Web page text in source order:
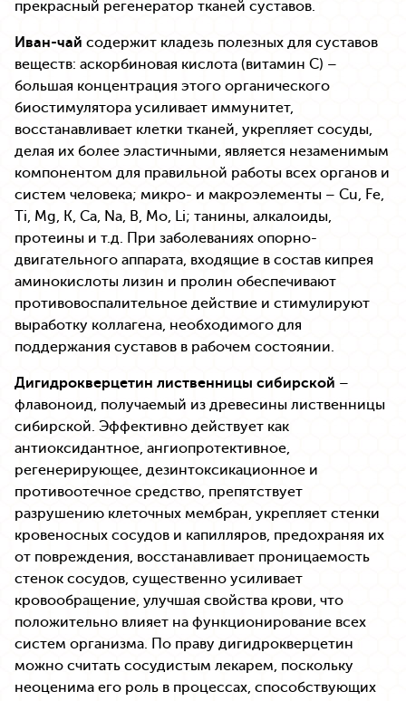
прекрасный регенератор тканей суставов.
Иван-чай содержит кладезь полезных для суставов
веществ: аскорбиновая кислота (витамин С) –
большая концентрация этого органического
биостимулятора усиливает иммунитет,
восстанавливает клетки тканей, укрепляет сосуды,
делая их более эластичными, является незаменимым
компонентом для правильной работы всех органов и
систем человека; микро- и макроэлементы – Cu, Fe,
Ti, Mg, K, Ca, Na, B, Мо, Li; танины, алкалоиды,
протеины и т.д. При заболеваниях опорно-
двигательного аппарата, входящие в состав кипрея
аминокислоты лизин и пролин обеспечивают
противовоспалительное действие и стимулируют
выработку коллагена, необходимого для
поддержания суставов в рабочем состоянии.
Дигидрокверцетин лиственницы сибирской –
флавоноид, получаемый из древесины лиственницы
сибирской. Эффективно действует как
антиоксидантное, ангиопротективное,
регенерирующее, дезинтоксикационное и
противоотечное средство, препятствует
разрушению клеточных мембран, укрепляет стенки
кровеносных сосудов и капилляров, предохраняя их
от повреждения, восстанавливает проницаемость
стенок сосудов, существенно усиливает
кровообращение, улучшая свойства крови, что
положительно влияет на функционирование всех
систем организма. По праву дигидрокверцетин
можно считать сосудистым лекарем, поскольку
неоценима его роль в процессах, способствующих